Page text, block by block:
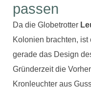
passen
Da die Globetrotter
Kolonien brachten,
gerade das Design
Gründerzeit die
Kronleuchter aus